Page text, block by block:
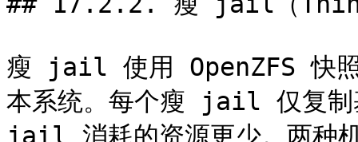
瘦 jail 使用 OpenZFS 快照
本系统。每个瘦 jail 仅复制
jail 消耗的资源更少。两种